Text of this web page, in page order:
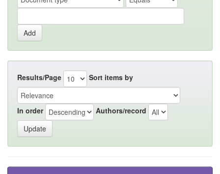
Results/Page Sort items by
In order Authors/record